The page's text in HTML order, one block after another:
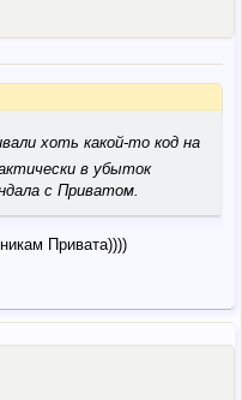
хоть какой-то код на
в убыток
с Приватом.
Привата))))